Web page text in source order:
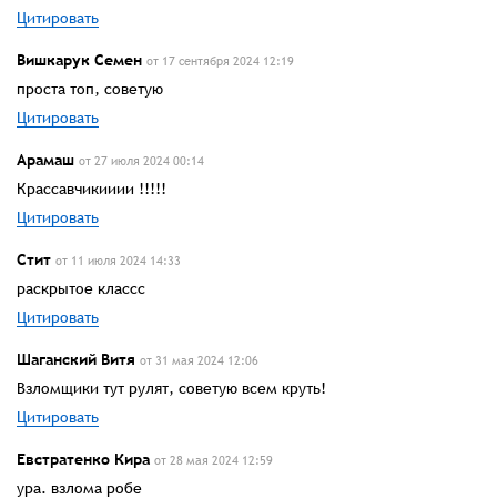
Цитировать
Вишкарук Семен от 17 сентября 2024 12:19
проста топ, советую
Цитировать
Арамаш от 27 июля 2024 00:14
Крассавчикииии !!!!!
Цитировать
Стит от 11 июля 2024 14:33
раскрытое классс
Цитировать
Шаганский Витя от 31 мая 2024 12:06
Взломщики тут рулят, советую всем круть!
Цитировать
Евстратенко Кира от 28 мая 2024 12:59
ура. взлома робе